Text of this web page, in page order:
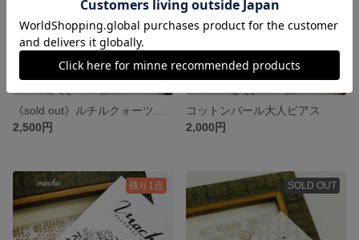
2,500円
コットンパール大人ピアス
2,000円
残り1点 SOLD OUT